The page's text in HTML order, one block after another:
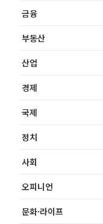
금융
부동산
산업
경제
국제
정치
사회
오피니언
문화·라이프